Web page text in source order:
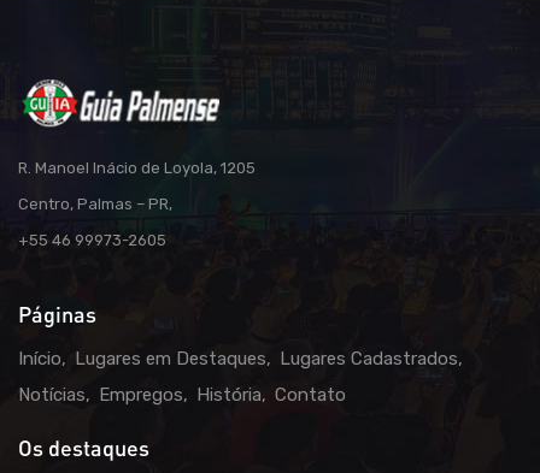
R. Manoel Inácio de Loyola, 1205
Centro, Palmas – PR,
+55 46 99973-2605
Páginas
Início Lugares em Destaques
Lugares Cadastrados
Notícias
Empregos História Contato
Os destaques